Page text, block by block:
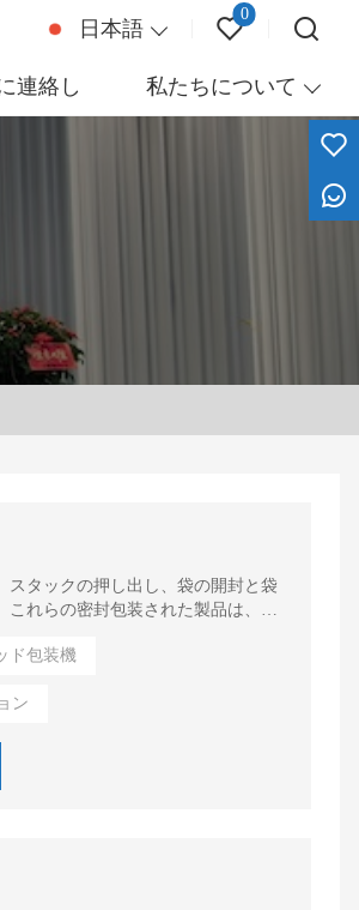
日本語
0
連絡し 私たちについて
スタックの押し出し、袋の開封と袋
れらの密封包装された製品は、ベ
ド包装機
ン